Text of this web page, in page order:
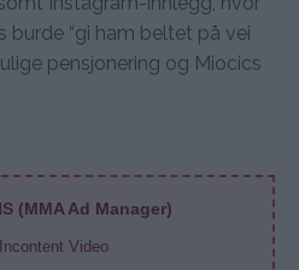
burde “gi ham beltet på vei
pensjonering og Miocics
(MMA Ad Manager)
Video